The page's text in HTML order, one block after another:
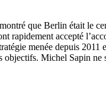
que Berlin était le
rapidement accepté
menée depuis
objectifs. Michel Sapin ne